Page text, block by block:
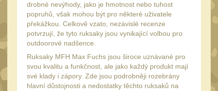
Karabiny a přezky75
Kroužky, šňůrky,
koncovky
25
Samonavíjecí držáky 1
Zámky 1
drobné nevýhody, jako je hmotnost nebo tuhost
popruhů, však mohou být pro některé uživatele
překážkou. Celkově vzato, nezávislé recenze
potvrzují, že tyto ruksaky jsou vynikající volbou pro
outdoorové nadšence.
Ruksaky MFH Max Fuchs jsou široce uznávané pro
svou kvalitu a funkčnost, ale jako každý produkt mají
své klady i zápory. Zde jsou podrobněji rozebrány
hlavní důstojnosti a nedostatky těchto ruksaků na